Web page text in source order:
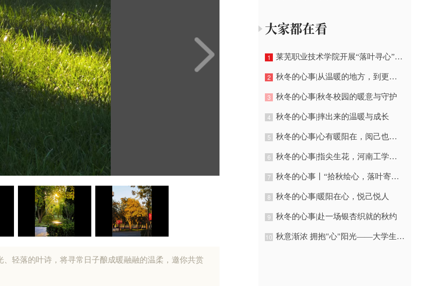
轻落的叶诗，将寻常日子酿成暖融融的温柔，邀你共赏
大家都在看
1 莱芜职业技术学院开展“落叶寻心”创意心理疗愈活动
2 秋冬的心事|从温暖的地方，到更温暖的方向
3 秋冬的心事|秋冬校园的暖意与守护
4 秋冬的心事|摔出来的温暖与成长
5 秋冬的心事|心有暖阳在，阅己也如葵
6 秋冬的心事|指尖生花，河南工学院“冬天的暖心事”园艺贴画完美收官
7 秋冬的心事丨“拾秋绘心，落叶寄情”——河北民族师范学院创意手工活动作品展示
8 秋冬的心事|暖阳在心，悦己悦人
9 秋冬的心事|赴一场银杏织就的秋约
10 秋意渐浓 拥抱"心"阳光——大学生抗emo+解压指南